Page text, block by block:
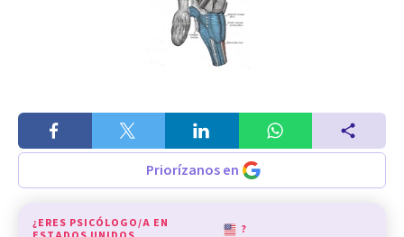
Priorízanos en
¿ERES PSICÓLOGO/A EN
?